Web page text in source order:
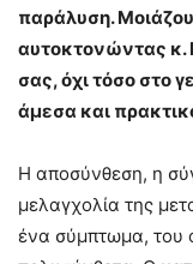
παράλυση.
αυτοκτονώντας κ.
σας, όχι τόσο στο
άμεσα και
Η αποσύνθεση, η
μελαγχολία της
ένα σύμπτωμα, του